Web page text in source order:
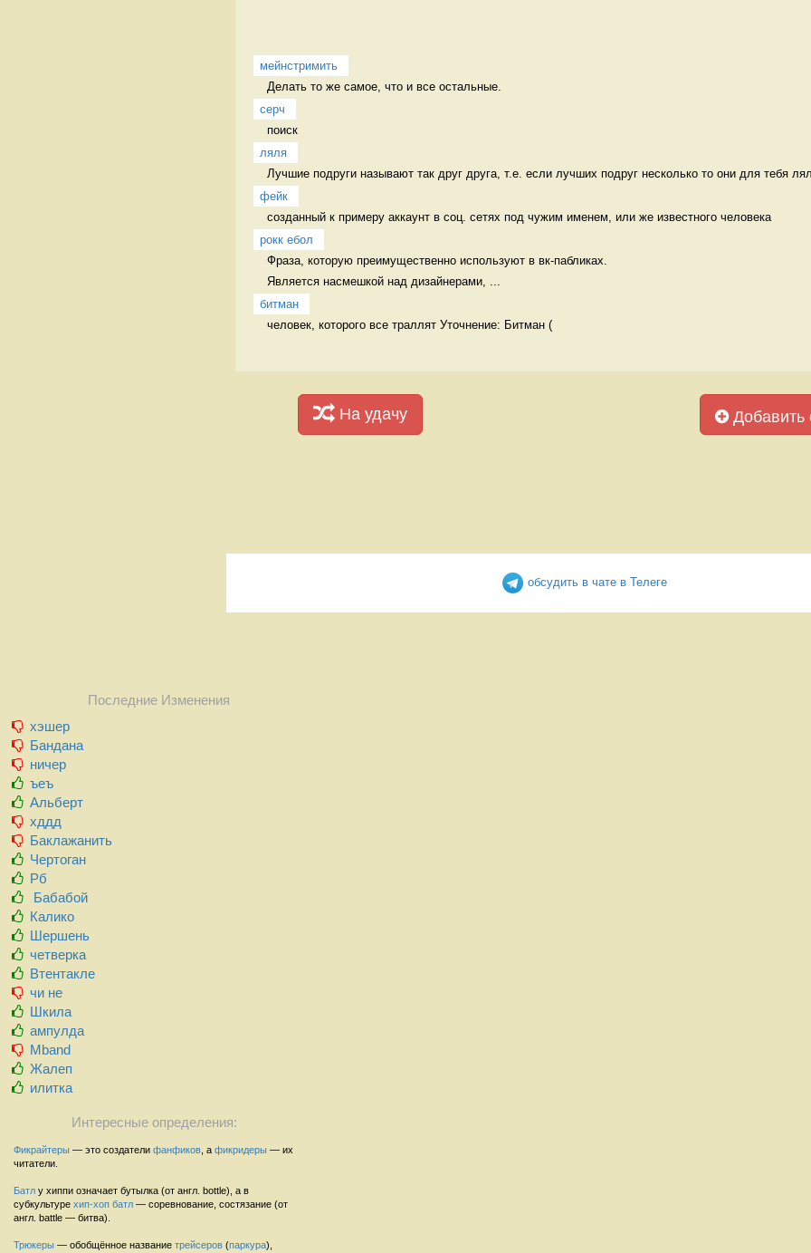
мейнстримить
Делать то же самое, что и все остальные.
серч
поиск
ляля
Лучшие подруги называют так друг друга, т.е. если лучших подруг несколько то они для тебя
фейк
созданный к примеру аккаунт в соц. сетях под чужим именем, или же известного человека
рокк ебол
Фраза, которую преимущественно используют в вк-пабликах.
Является насмешкой над дизайнерами, ...
битман
человек, которого все траллят Уточнение: Битман (
На удачу Добавить
обсудить в чате в Телеге
Последние Изменения
хэшер
Бандана
ничер
ъеъ
Альберт
хддд
Баклажанить
Чертоган
Рб
Бабабой
Калико
Шершень
четверка
Втентакле
чи не
Шкила
ампулда
Mband
Жалеп
илитка
Интересные определения:
Фикрайтеры — это создатели фанфиков , а фикридеры — их
читатели.
Батл у хиппи означает бутылка (от англ. bottle), а в
субкультуре хип-хоп батл — соревнование, состязание (от
англ. battle — битва).
Трюкеры — обобщённое название трейсеров (паркура),